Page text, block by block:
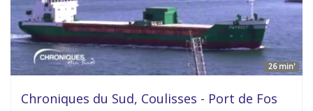
26 min'
Chroniques du Sud, Coulisses - Port de Fos